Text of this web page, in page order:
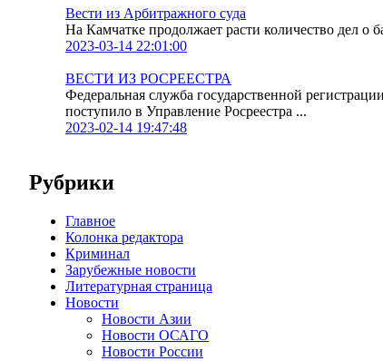
Вести из Арбитражного суда
На Камчатке продолжает расти количество дел о
2023-03-14 22:01:00
ВЕСТИ ИЗ РОСРЕЕСТРА
Федеральная служба государственной
поступило в Управление Росреестра ...
2023-02-14 19:47:48
Рубрики
Главное
Колонка редактора
Криминал
Зарубежные новости
Литературная страница
Новости
Новости Азии
Новости ОСАГО
Новости России